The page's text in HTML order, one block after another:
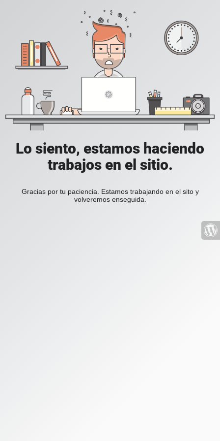
Lo siento, estamos haciendo
trabajos en el sitio.
Gracias por tu paciencia. Estamos trabajando en el sito y
volveremos enseguida.